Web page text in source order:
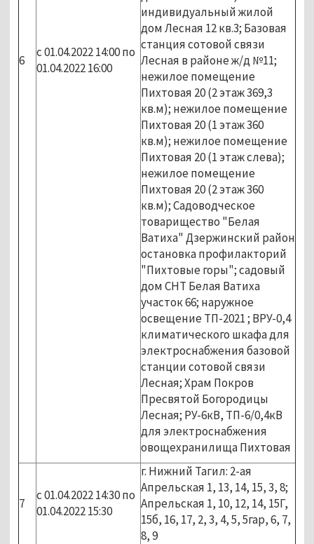
6
с 01.04.2022 14:00 по
01.04.2022 16:00
индивидуальный жилой
дом Лесная 12 кв.3; Базовая
станция сотовой связи
Лесная в районе ж/д №11;
нежилое помещение
Пихтовая 20 (2 этаж 369,3
кв.м); нежилое помещение
Пихтовая 20 (1 этаж 360
кв.м); нежилое помещение
Пихтовая 20 (1 этаж слева);
нежилое помещение
Пихтовая 20 (2 этаж 360
кв.м); Садоводческое
товарищество "Белая
Ватиха" Дзержинский район
остановка профилакторий
"Пихтовые горы"; садовый
дом СНТ Белая Ватиха
участок 66; наружное
освещение ТП-2021 ; ВРУ-0,4
климатического шкафа для
электроснабжения базовой
станции сотовой связи
Лесная; Храм Покров
Пресвятой Богородицы
Лесная; РУ-6кВ, ТП-6/0,4кВ
для электроснабжения
овощехранилища Пихтовая
7
с 01.04.2022 14:30 по
01.04.2022 15:30
г. Нижний Тагил: 2-ая
Апрельская 1, 13, 14, 15, 3, 8;
Апрельская 1, 10, 12, 14, 15Г,
15б, 16, 17, 2, 3, 4, 5, 5гар, 6, 7,
8, 9